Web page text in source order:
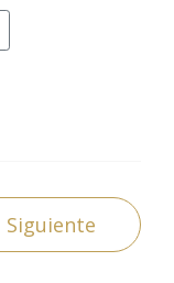
Siguiente